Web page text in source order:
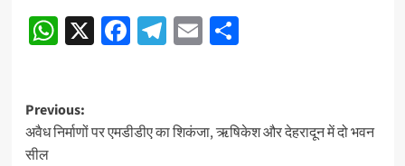
WhatsApp
X Facebook
Telegram
EmailShare
Post
navigation
Previous:
अवैध निर्माणों पर एमडीडीए का शिकंजा, ऋषिकेश और देहरादून में दो भवन
सील